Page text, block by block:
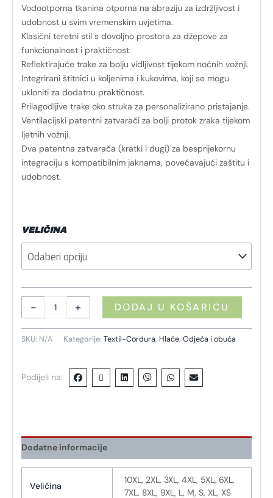
Vodootporna tkanina otporna na abraziju za izdržljivost i
udobnost u svim vremenskim uvjetima.
Klasični teretni stil s dovoljno prostora za džepove za
funkcionalnost i praktičnost.
Reflektirajuće trake za bolju vidljivost tijekom noćnih vožnji.
Integrirani štitnici u koljenima i kukovima, koji se mogu
ukloniti za dodatnu praktičnost.
Prilagodljive trake oko struka za personalizirano pristajanje.
Ventilacijski patentni zatvarači za bolji protok zraka tijekom
ljetnih vožnji.
Dva patentna zatvarača (kratki i dugi) za besprijekornu
integraciju s kompatibilnim jaknama, povećavajući zaštitu i
udobnost.
VELIČINA
- + DODAJ U KOŠARICU
SKU: N/A Kategorije: Textil-Cordura, Hlače, Odjeća i obuća
Podijeli na:
Dodatne informacije
Veličina
10XL, 2XL, 3XL, 4XL, 5XL, 6XL,
7XL, 8XL, 9XL, L, M, S, XL, XS